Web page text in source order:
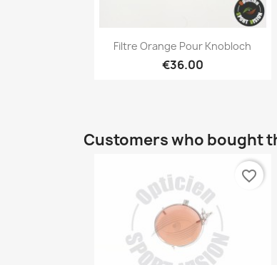
Quick view
Filtre Orange Pour Knobloch
€36.00
Customers who bought
favorite_border